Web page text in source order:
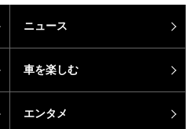
ニュース
車を楽しむ
エンタメ